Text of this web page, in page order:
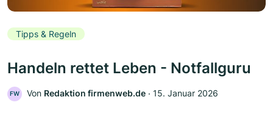
Tipps & Regeln
Handeln rettet Leben - Notfallguru
FW Von Redaktion firmenweb.de ‧ 15. Januar 2026